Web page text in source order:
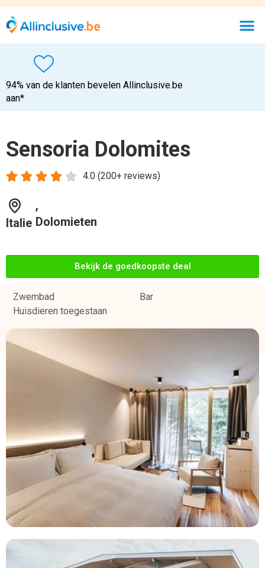
94% van de klanten bevelen Allinclusive.be
aan*
Sensoria Dolomites
4.0 (200+ reviews)
    
Italie
,
Dolomieten
Bekijk de goedkoopste deal
Zwembad
Bar
Huisdieren toegestaan